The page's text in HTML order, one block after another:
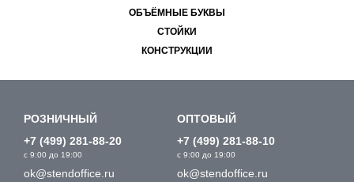
ОБЪЁМНЫЕ БУКВЫ
СТОЙКИ
КОНСТРУКЦИИ
РОЗНИЧНЫЙ
+7 (499) 281-88-20
с 9:00 до 19:00
ok@stendoffice.ru
ОПТОВЫЙ
+7 (499) 281-88-10
с 9:00 до 19:00
ok@stendoffice.ru